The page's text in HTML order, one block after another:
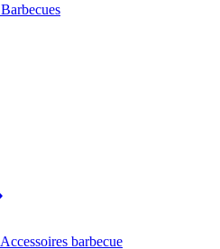
Barbecues
Accessoires barbecue